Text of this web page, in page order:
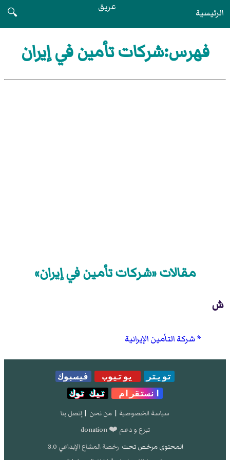
الرئيسية عريق
🔍
فهرس:شركات تأمين في إيران
مقالات «شركات تأمين في إيران»
ش
شركة التأمين الإيرانية
تويتر يوتيوب
فيسبوك
انستقرام
تيك توك
سياسة الخصوصية | من نحن | إتصل بنا
تبرع و دعم ❤️ donation
المحتوى مرخص تحت رخصة المشاع الإبداعي 3.0